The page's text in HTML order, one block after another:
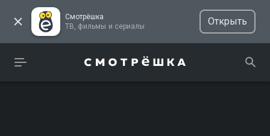
Смотрёшка
ТВ, фильмы и сериалы
Открыть